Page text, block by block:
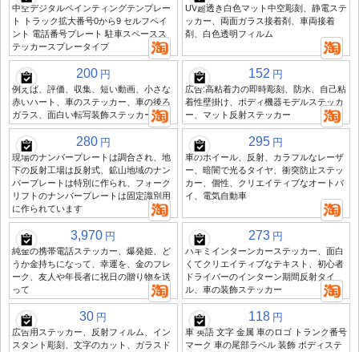
中空デジタルペインティングテンプレー
ト トラック拡大番号0から9 セルフペイ
ント 電話番号プレート 駐車スペースス
テッカースプレータイプ
UV超透き白色マット中空彫刻、静電ステ
ッカー、両面ガラス接着剤、車両接着
剤、白色透明フィルム
200 円
例えば、評価、収集、短い動画、小さな
赤いハート、車のステッカー、車の後ろ
ガラス、面白い転写装飾ステッカー
152 円
広告:高粘着力の即時彫刻、防水、自己粘
着性壁掛け、ボディ機器モデルステッカ
ー、マット反射ステッカー
280 円
現場のナンバープレートは調合され、地
下の反射工場は反射式、鉱山地域のナン
バープレートは特別に作られ、フォーク
リフトのナンバープレートは固定識別用
に作られています
295 円
車のホイール、反射、カラフルなレーザ
ー、暗闇で光るタイヤ、衝突防止ステッ
カー、個性、クリエイティブなオートバ
イ、電気自動車
3,970 円
純金の携帯電話ステッカー、爆発姫、ど
うか金持ちになって、幸運を、金のフレ
ーク、友人や年長者に祝日の贈り物を送
って
273 円
ハキミインターンカーステッカー、面白
くてクリエイティブなテキスト、初心者
ドライバーのインターン期間反射タイ
ル、車の装飾ステッカー
30 円
広告用ステッカー、反射フィルム、イン
スタント彫刻、文字のカット、ガラスド
118 円
車 英語 文字 金属 車のロゴ トランク番号
マーク 車の尾部ラベル 装飾 ボディステ